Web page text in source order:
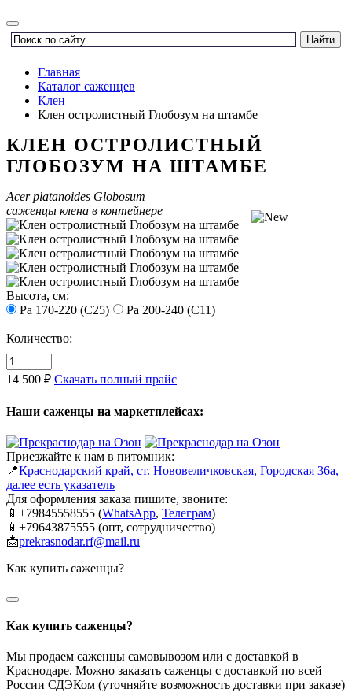
Главная
Каталог саженцев
Клен
Клен остролистный Глобозум на штамбе
КЛЕН ОСТРОЛИСТНЫЙ
ГЛОБОЗУМ НА ШТАМБЕ
Acer platanoides Globosum
саженцы клена в контейнере
Высота, см:
Pa 170-220 (C25)
Pa 200-240 (C11)
Количество:
14 500 ₽ Скачать полный прайс
Наши саженцы на маркетплейсах:
Приезжайте к нам в питомник:
📍Краснодарский край, ст. Нововеличковская, Городская 36а,
далее есть указатель
Для оформления заказа пишите, звоните:
📱+79845558555 (WhatsApp, Телеграм)
📱+79643875555 (опт, сотрудничество)
📩prekrasnodar.rf@mail.ru
Как купить саженцы?
Как купить саженцы?
Мы продаем саженцы самовывозом или с доставкой в
Краснодаре. Можно заказать саженцы с доставкой по всей
России СДЭКом (уточняйте возможность доставки при заказе)